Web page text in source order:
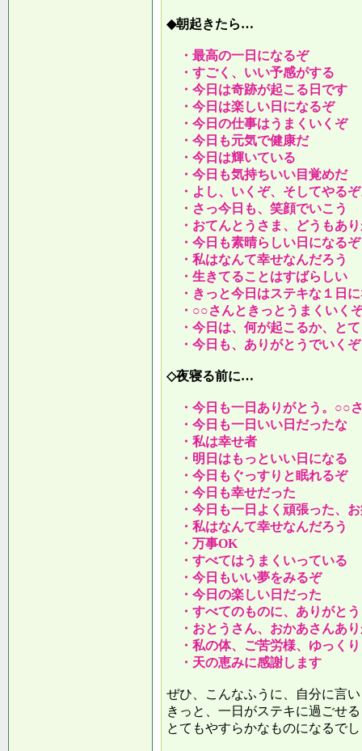
◆朝起きたら…
・最高の一日になるぞ
・すごく、いい予感がする
・今日は奇跡が起こる日です
・今日は楽しい日になるぞ
・今日の仕事はうまくいくぞ
・今日も元気で健康だ
・今日は輝いている
・今日も気持ちいい目覚めだ
・よし、いくぞ、そしてやる
・さっ今日も、笑顔でいこう
・おてんとうさま、どうもあ
・今日も素晴らしい日になるぞ
・私はなんて幸せなんだろう
・生きてることはすばらしい
・きっと今日はステキな１日
・○○さんときっとうまくいく
・今日は、何が起こるか、と
・今日も、ありがとうでいくぞ
◇夜寝る前に…
・今日も一日ありがとう。○○
・今日も一日いい日だったな
・私は幸せ者
・明日はもっといい日になる
・今日もぐっすりと眠れるぞ
・今日も幸せだった
・今日も一日よく頑張った、
・私はなんて幸せなんだろう
・万事OK
・すべてはうまくいっている
・今日もいい夢をみるぞ
・今日の楽しい日だった
・すべてのものに、ありがとう
・おとうさん、おかあさんあ
・私の体、ご苦労様、ゆっく
・天の恵みに感謝します
ぜひ、こんなふうに、自分に言
きっと、一日がステキに過ごせ
とてもやすらかなものになるで